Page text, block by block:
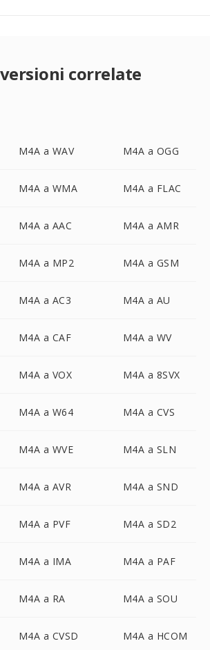
correlate
M4A a WAV M4A a OGG
M4A a WMA M4A a FLAC
M4A a AAC M4A a AMR
M4A a MP2 M4A a GSM
M4A a AC3 M4A a AU
M4A a CAF M4A a WV
M4A a VOX M4A a 8SVX
M4A a W64 M4A a CVS
M4A a WVE M4A a SLN
M4A a AVR M4A a SND
M4A a PVF M4A a SD2
M4A a IMA M4A a PAF
M4A a RA M4A a SOU
M4A a CVSD M4A a HCOM